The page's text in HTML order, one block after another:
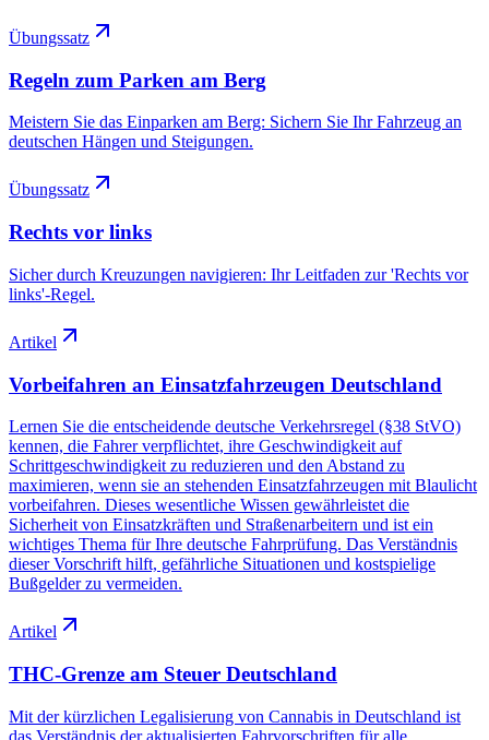
Übungssatz
Regeln zum Parken am Berg
Meistern Sie das Einparken am Berg: Sichern Sie Ihr Fahrzeug an
deutschen Hängen und Steigungen.
Übungssatz
Rechts vor links
Sicher durch Kreuzungen navigieren: Ihr Leitfaden zur 'Rechts vor
links'-Regel.
Artikel
Vorbeifahren an Einsatzfahrzeugen Deutschland
Lernen Sie die entscheidende deutsche Verkehrsregel (§38 StVO)
kennen, die Fahrer verpflichtet, ihre Geschwindigkeit auf
Schrittgeschwindigkeit zu reduzieren und den Abstand zu
maximieren, wenn sie an stehenden Einsatzfahrzeugen mit Blaulicht
vorbeifahren. Dieses wesentliche Wissen gewährleistet die
Sicherheit von Einsatzkräften und Straßenarbeitern und ist ein
wichtiges Thema für Ihre deutsche Fahrprüfung. Das Verständnis
dieser Vorschrift hilft, gefährliche Situationen und kostspielige
Bußgelder zu vermeiden.
Artikel
THC-Grenze am Steuer Deutschland
Mit der kürzlichen Legalisierung von Cannabis in Deutschland ist
das Verständnis der aktualisierten Fahrvorschriften für alle